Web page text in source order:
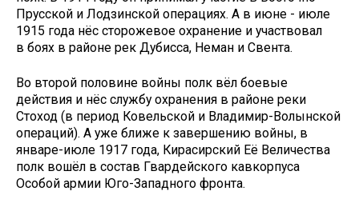
Прусской и Лодзинской операциях. А в июне - июле
1915 года нёс сторожевое охранение и участвовал
в боях в районе рек Дубисса, Неман и Свента.
Во второй половине войны полк вёл боевые
действия и нёс службу охранения в районе реки
Стоход (в период Ковельской и Владимир-Волынской
операций). А уже ближе к завершению войны, в
январе-июле 1917 года, Кирасирский Её Величества
полк вошёл в состав Гвардейского кавкорпуса
Особой армии Юго-Западного фронта.